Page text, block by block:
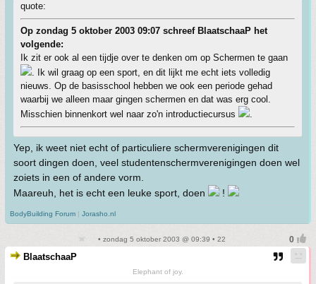
quote:
Op zondag 5 oktober 2003 09:07 schreef BlaatschaaP het
volgende:
Ik zit er ook al een tijdje over te denken om op Schermen te gaan
. Ik wil graag op een sport, en dit lijkt me echt iets volledig
nieuws. Op de basisschool hebben we ook een periode gehad
waarbij we alleen maar gingen schermen en dat was erg cool.
Misschien binnenkort wel naar zo'n introductiecursus
.
Yep, ik weet niet echt of particuliere schermverenigingen dit
soort dingen doen, veel studentenschermverenigingen doen wel
zoiets in een of andere vorm.
Maareuh, het is echt een leuke sport, doen
!
BodyBuilding Forum | Jorasho.nl
• zondag 5 oktober 2003 @ 09:39 • 22
BlaatschaaP
Elephant of joy.